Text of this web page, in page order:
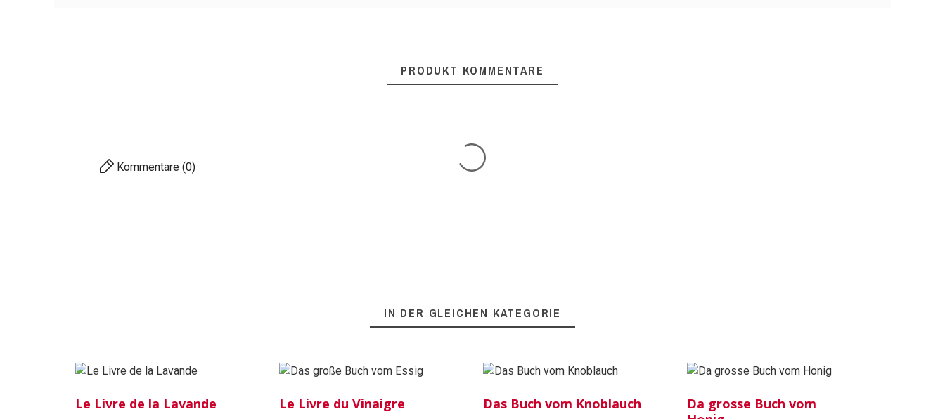
PRODUKT KOMMENTARE
Kommentare (0)
IN DER GLEICHEN KATEGORIE
Le Livre de la Lavande Le Livre du Vinaigre Das Buch vom Knoblauch
Da grosse Buch vom